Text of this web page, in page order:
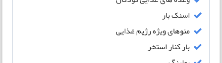
اسنک بار
منوهای ویژه رژیم غذایی
بار کنار استخر